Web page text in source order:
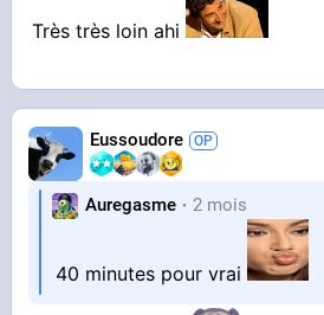
Très très loin ahi
Eussoudore
Auregasme 2 mois
40 minutes pour vrai